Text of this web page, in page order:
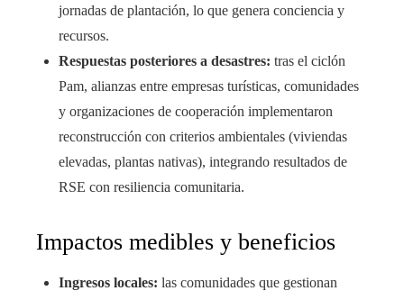
jornadas de plantación, lo que genera conciencia y
recursos.
Respuestas posteriores a desastres: tras el ciclón
Pam, alianzas entre empresas turísticas, comunidades
y organizaciones de cooperación implementaron
reconstrucción con criterios ambientales (viviendas
elevadas, plantas nativas), integrando resultados de
RSE con resiliencia comunitaria.
Impactos medibles y beneficios
Ingresos locales: las comunidades que gestionan